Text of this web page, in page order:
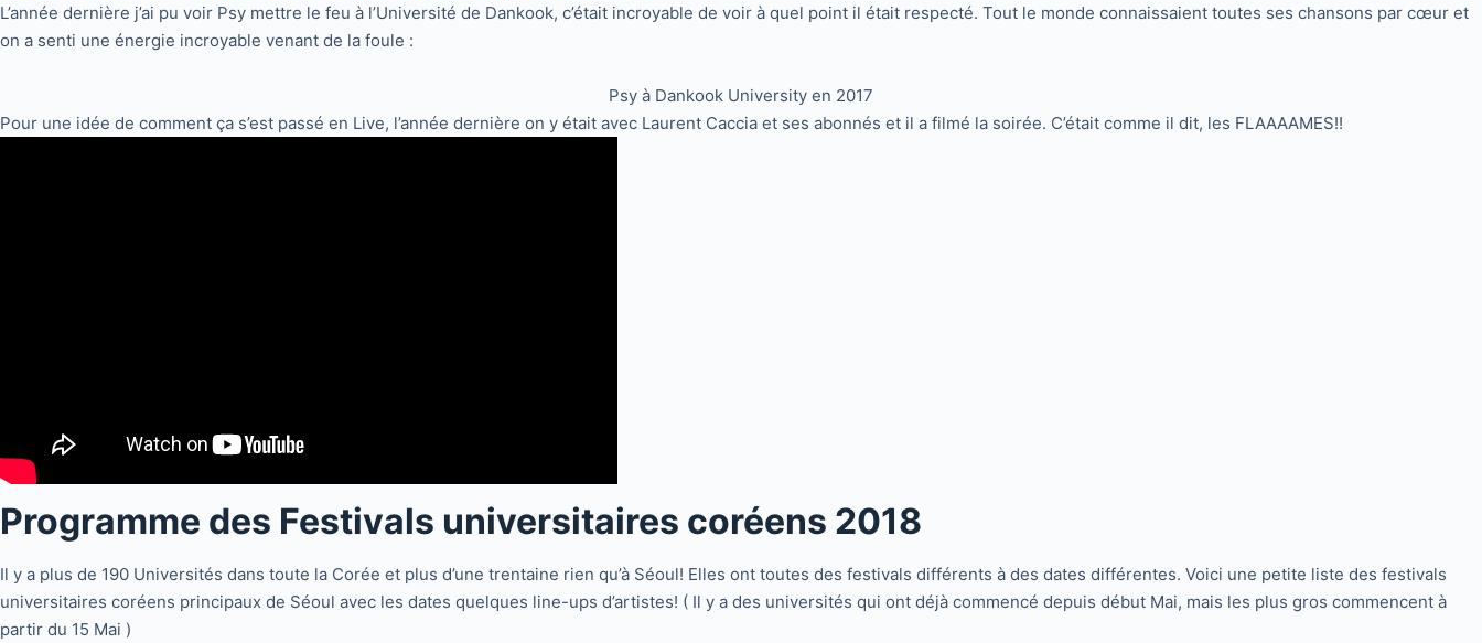
L’année dernière j’ai pu voir Psy mettre le feu à l’Université de Dankook, c’était incroyable de voir à quel point il était respecté. Tout le monde connaissaient toutes ses chansons par cœur et
on a senti une énergie incroyable venant de la foule :
Psy à Dankook University en 2017
Pour une idée de comment ça s’est passé en Live, l’année dernière on y était avec Laurent Caccia et ses abonnés et il a filmé la soirée. C’était comme il dit, les FLAAAAMES!!
Programme des Festivals universitaires coréens 2018
Il y a plus de 190 Universités dans toute la Corée et plus d’une trentaine rien qu’à Séoul! Elles ont toutes des festivals différents à des dates différentes. Voici une petite liste des festivals
universitaires coréens principaux de Séoul avec les dates quelques line-ups d’artistes! ( Il y a des universités qui ont déjà commencé depuis début Mai, mais les plus gros commencent à
partir du 15 Mai )